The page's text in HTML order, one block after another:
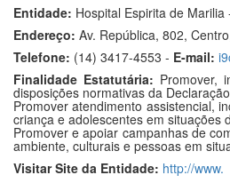
Entidade: Hospital Espirita de Marilia
Endereço: Av. República, 802,
Telefone: (14) 3417-4553 - E-mail:
Finalidade Estatutária: Promover,
disposições normativas da
Promover atendimento assistencial,
criança e adolescentes em situações
Promover e apoiar campanhas de
ambiente, culturais e pessoas em
Visitar Site da Entidade: http://www.